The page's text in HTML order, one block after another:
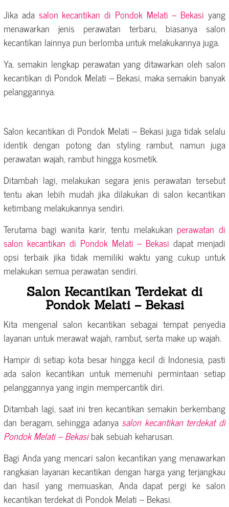
Jika ada salon kecantikan di Pondok Melati – Bekasi yang
menawarkan jenis perawatan terbaru, biasanya salon
kecantikan lainnya pun berlomba untuk melakukannya juga.
Ya, semakin lengkap perawatan yang ditawarkan oleh salon
kecantikan di Pondok Melati – Bekasi, maka semakin banyak
pelanggannya.
Salon kecantikan di Pondok Melati – Bekasi juga tidak selalu
identik dengan potong dan styling rambut, namun juga
perawatan wajah, rambut hingga kosmetik.
Ditambah lagi, melakukan segara jenis perawatan tersebut
tentu akan lebih mudah jika dilakukan di salon kecantikan
ketimbang melakukannya sendiri.
Terutama bagi wanita karir, tentu melakukan perawatan di
salon kecantikan di Pondok Melati – Bekasi dapat menjadi
opsi terbaik jika tidak memiliki waktu yang cukup untuk
melakukan semua perawatan sendiri.
Salon Kecantikan Terdekat di
Pondok Melati – Bekasi
Kita mengenal salon kecantikan sebagai tempat penyedia
layanan untuk merawat wajah, rambut, serta make up wajah.
Hampir di setiap kota besar hingga kecil di Indonesia, pasti
ada salon kecantikan untuk memenuhi permintaan setiap
pelanggannya yang ingin mempercantik diri.
Ditambah lagi, saat ini tren kecantikan semakin berkembang
dan beragam, sehingga adanya salon kecantikan terdekat di
Pondok Melati – Bekasibak sebuah keharusan.
Bagi Anda yang mencari salon kecantikan yang menawarkan
rangkaian layanan kecantikan dengan harga yang terjangkau
dan hasil yang memuaskan, Anda dapat pergi ke salon
kecantikan terdekat di Pondok Melati – Bekasi.